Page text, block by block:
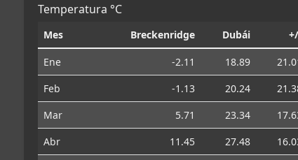
Temperatura °C
Mes Breckenridge Dubái
Ene -2.11 18.89
Feb
-1.13 20.24
Mar
5.71 23.34
Abr
11.45 27.48